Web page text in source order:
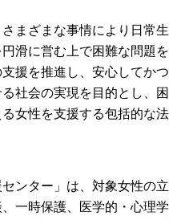
まざまな事情により日常生
滑に営む上で困難な問題を
援を推進し、安心してかつ
社会の実現を目的とし、困
女性を支援する包括的な法
センター」は、対象女性の立
一時保護、医学的・心理学